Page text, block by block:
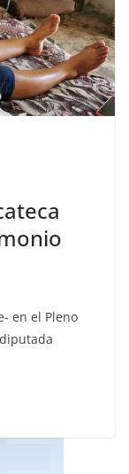
en el Pleno